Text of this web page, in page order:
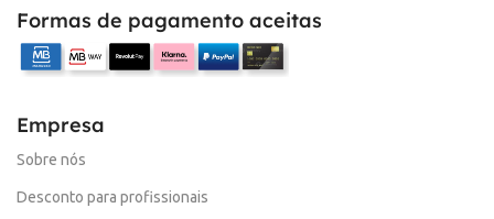
Formas de pagamento aceitas
Empresa
Sobre nós
Desconto para profissionais